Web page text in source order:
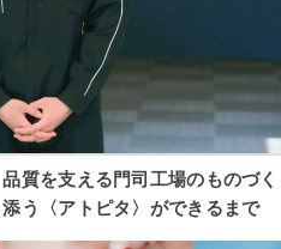
質を支える門司工場のものづく
う〈アトピタ〉ができるまで